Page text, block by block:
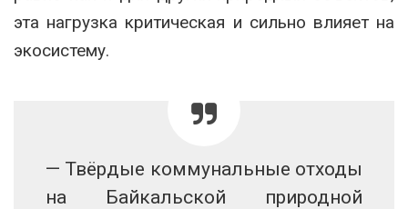
эта нагрузка критическая и сильно влияет на
экосистему.
— Твёрдые коммунальные отходы
на Байкальской природной